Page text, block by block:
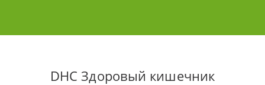
DHC Здоровый кишечник